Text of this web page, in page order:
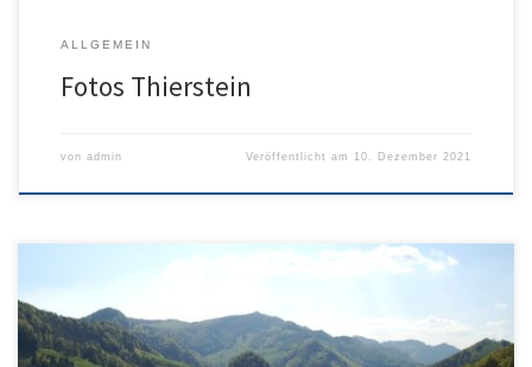
ALLGEMEIN
Fotos Thierstein
von admin Veröffentlicht am 10. Dezember 2021